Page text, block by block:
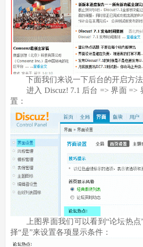
下面我们来说一下后台的开启方法
进入 Discuz! 7.1 后台 => 界面 =>
置：
上图界面我们可以看到“论坛热点
择“是”来设置各项显示条件：